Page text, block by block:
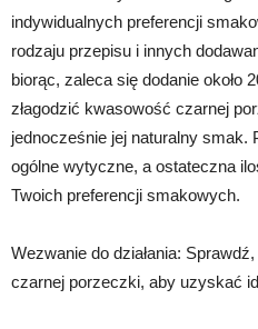
indywidualnych preferencji
rodzaju przepisu i innych
biorąc, zaleca się dodanie około
złagodzić kwasowość czarnej
jednocześnie jej naturalny smak.
ogólne wytyczne, a ostateczna
Twoich preferencji smakowych.
Wezwanie do działania:
czarnej porzeczki, aby uzyskać